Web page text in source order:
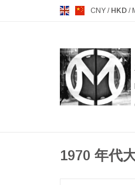
CNY / HKD /
1970 年代